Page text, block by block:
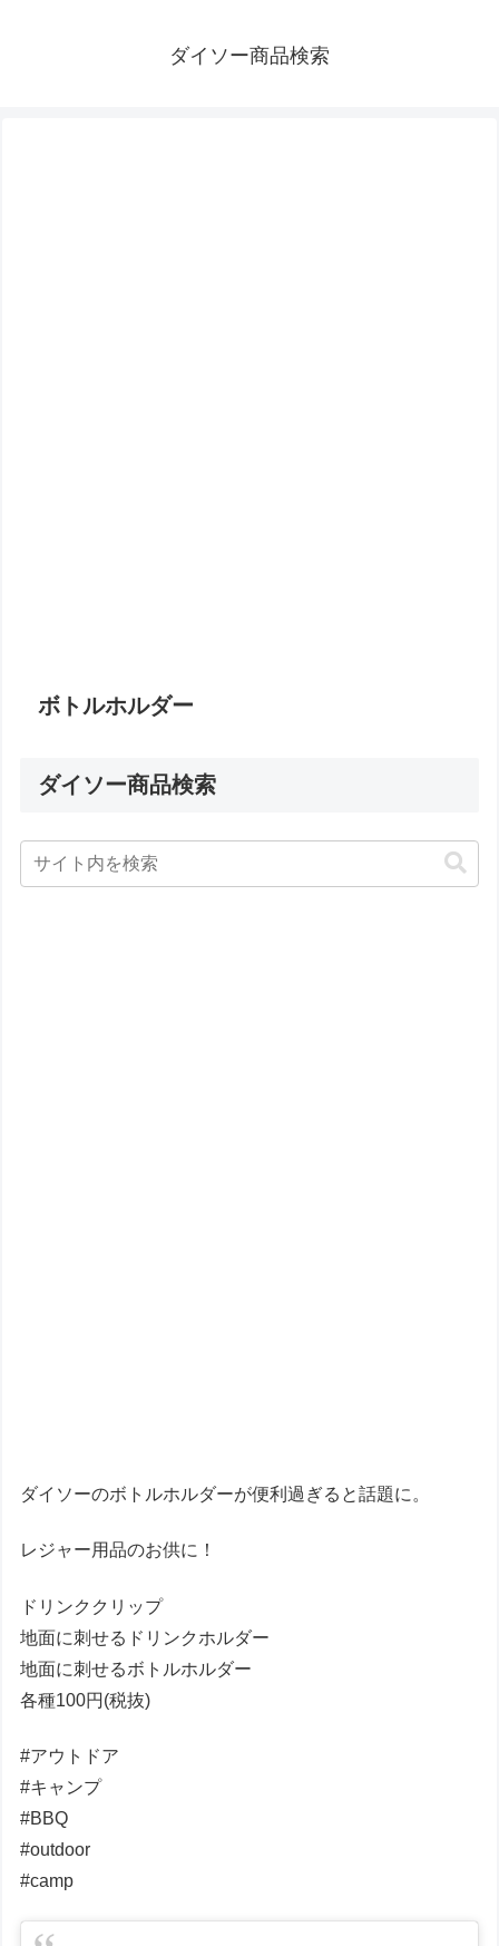
ダイソー商品検索
ボトルホルダー
ダイソー商品検索
ダイソーのボトルホルダーが便利過ぎると話題に。
レジャー用品のお供に！
ドリンククリップ
地面に刺せるドリンクホルダー
地面に刺せるボトルホルダー
各種100円(税抜)
#アウトドア
#キャンプ
#BBQ
#outdoor
#camp